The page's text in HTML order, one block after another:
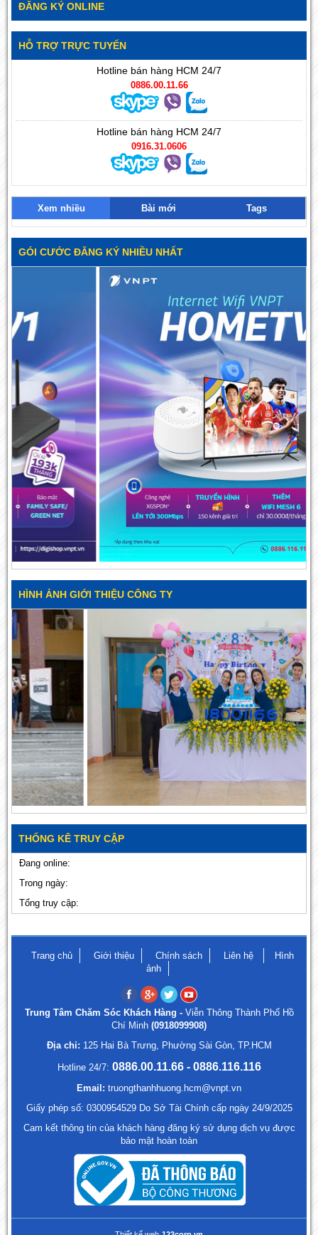
ĐĂNG KÝ ONLINE
HỖ TRỢ TRỰC TUYẾN
Hotline bán hàng HCM 24/7
0886.00.11.66
Hotline bán hàng HCM 24/7
0916.31.0606
Xem nhiều Bài mới Tags
GÓI CƯỚC ĐĂNG KÝ NHIỀU NHẤT
HÌNH ẢNH GIỚI THIỆU CÔNG TY
THỐNG KÊ TRUY CẬP
Đang online:
Trong ngày:
Tổng truy cập:
Trang chủ Giới thiệu Chính sách Liên hệ
Hình
ảnh
Trung Tâm Chăm Sóc Khách Hàng - Viễn Thông Thành Phố Hồ
Chí Minh (0918099908)
Địa chỉ: 125 Hai Bà Trưng, Phường Sài Gòn, TP.HCM
Hotline 24/7: 0886.00.11.66 - 0886.116.116
Email: truongthanhhuong.hcm@vnpt.vn
Giấy phép số: 0300954529 Do Sở Tài Chính cấp ngày 24/9/2025
Cam kết thông tin của khách hàng đăng ký sử dụng dịch vụ được
bảo mật hoàn toàn